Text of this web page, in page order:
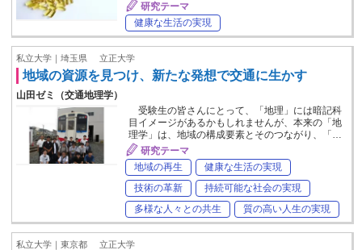
研究テーマ
健康な生活の実現
私立大学｜埼玉県 立正大学
地域の資源を見つけ、新たな発想で交通に生かす
山田ゼミ（交通地理学）
受験生の皆さんにとって、「地理」には暗記科
目イメージがあるかもしれませんが、本来の「地
理学」は、地域の構成要素とそのつながり、「…
研究テーマ
地域の再生
健康な生活の実現
技術の革新
持続可能な社会の実現
多様な人々との共生
質の高い人生の実現
私立大学｜東京都 立正大学